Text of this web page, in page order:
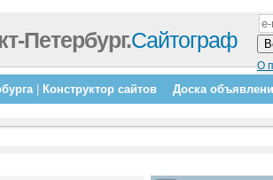
О
Петербург.Сайтограф
| Конструктор сайтов Доска